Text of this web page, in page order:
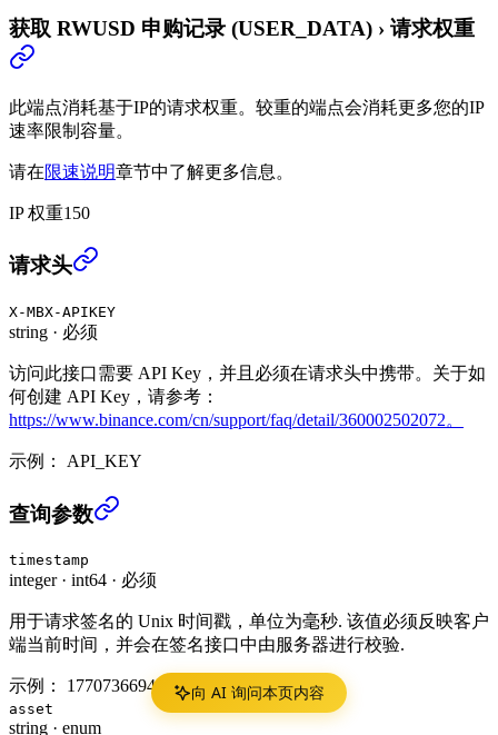
向 AI 询问本页内容
获取 RWUSD 申购记录 (USER_DATA) › 请求权重
此端点消耗基于IP的请求权重。较重的端点会消耗更多您的IP
速率限制容量。
请在限速说明章节中了解更多信息。
IP 权重150
获取 RWUSD 申购记录 (USER_DATA)
请求头
X-MBX-APIKEY
string · 必须
访问此接口需要 API Key，并且必须在请求头中携带。关于如
何创建 API Key，请参考：
https://www.binance.com/cn/support/faq/detail/360002502072。
示例： API_KEY
获取 RWUSD 申购记录 (USER_DATA)
查询参数
timestamp
integer· int64 · 必须
用于请求签名的 Unix 时间戳，单位为毫秒. 该值必须反映客户
端当前时间，并会在签名接口中由服务器进行校验.
示例： 1770736694138
asset
string · enum